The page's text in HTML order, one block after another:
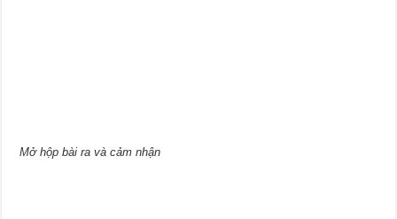
Mở hộp bài ra và cảm nhận